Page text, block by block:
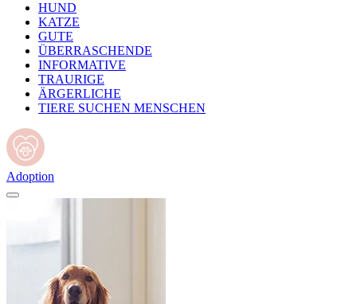
HUND
KATZE
GUTE
ÜBERRASCHENDE
INFORMATIVE
TRAURIGE
ÄRGERLICHE
TIERE SUCHEN MENSCHEN
Adoption